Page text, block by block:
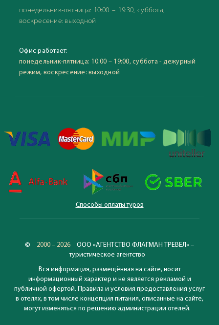
понедельник-пятница: 10:00 – 19:30, суббота,
воскресение: выходной
Офис работает:
понедельник-пятница: 10:00 – 19:00, суббота - дежурный
режим, воскресение: выходной
Способы оплаты туров
© 2000 – 2026
ООО «АГЕНТСТВО ФЛАГМАН ТРЕВЕЛ» –
туристическое агентство
Вся информация, размещённая на сайте, носит
информационный характер и не является рекламой и
публичной офертой. Правила и условия предоставления услуг
в отелях, в том числе концепция питания, описанные на сайте,
могут изменяться по решению администрации отелей.